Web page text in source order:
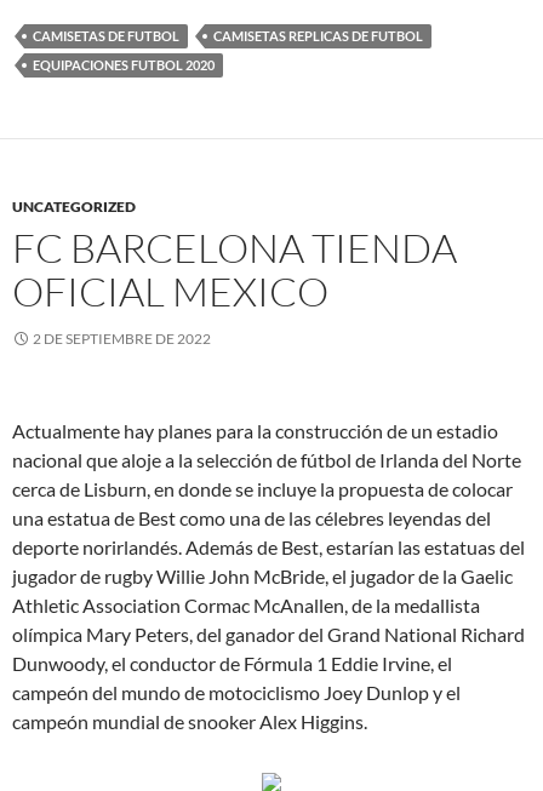
CAMISETAS DE FUTBOL
CAMISETAS REPLICAS DE FUTBOL
EQUIPACIONES FUTBOL 2020
UNCATEGORIZED
FC BARCELONA TIENDA
OFICIAL MEXICO
2 DE SEPTIEMBRE DE 2022
Actualmente hay planes para la construcción de un estadio
nacional que aloje a la selección de fútbol de Irlanda del Norte
cerca de Lisburn, en donde se incluye la propuesta de colocar
una estatua de Best como una de las célebres leyendas del
deporte norirlandés. Además de Best, estarían las estatuas del
jugador de rugby Willie John McBride, el jugador de la Gaelic
Athletic Association Cormac McAnallen, de la medallista
olímpica Mary Peters, del ganador del Grand National Richard
Dunwoody, el conductor de Fórmula 1 Eddie Irvine, el
campeón del mundo de motociclismo Joey Dunlop y el
campeón mundial de snooker Alex Higgins.